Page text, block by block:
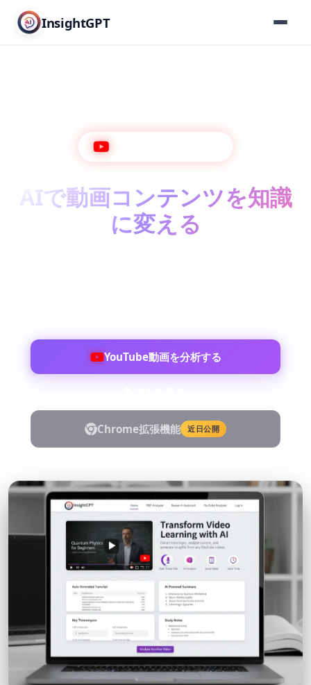
InsightGPT
YouTube AI Analyzer
AIで動画コンテンツを知識
に変える
YouTube動画を分析する
Chrome拡張機能 近日公開